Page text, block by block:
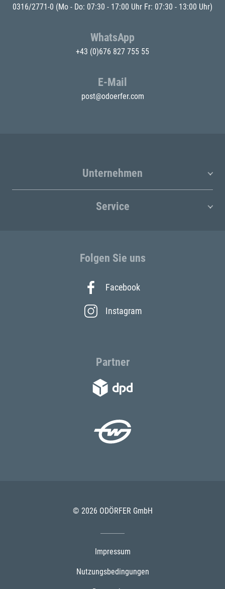
0316/2771-0 (Mo - Do: 07:30 - 17:00 Uhr Fr: 07:30 - 13:00 Uhr)
WhatsApp
+43 (0)676 827 755 55
E-Mail
post@odoerfer.com
Unternehmen
Service
Folgen Sie uns
Facebook
Instagram
Partner
© 2026 ODÖRFER GmbH
Impressum
Nutzungsbedingungen